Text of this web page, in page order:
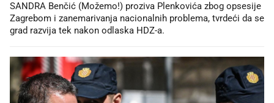
SANDRA Benčić (Možemo!) proziva Plenkovića zbog opsesije
Zagrebom i zanemarivanja nacionalnih problema, tvrdeći da se
grad razvija tek nakon odlaska HDZ-a.